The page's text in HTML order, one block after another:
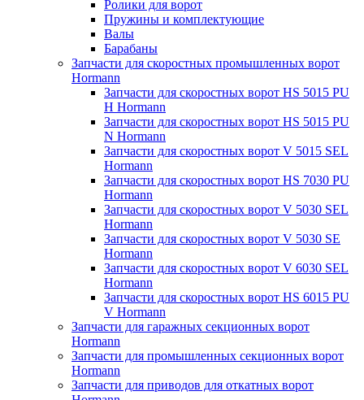
Ролики для ворот
Пружины и комплектующие
Валы
Барабаны
Запчасти для скоростных промышленных ворот
Hormann
Запчасти для скоростных ворот HS 5015 PU
H Hormann
Запчасти для скоростных ворот HS 5015 PU
N Hormann
Запчасти для скоростных ворот V 5015 SEL
Hormann
Запчасти для скоростных ворот HS 7030 PU
Hormann
Запчасти для скоростных ворот V 5030 SEL
Hormann
Запчасти для скоростных ворот V 5030 SE
Hormann
Запчасти для скоростных ворот V 6030 SEL
Hormann
Запчасти для скоростных ворот HS 6015 PU
V Hormann
Запчасти для гаражных секционных ворот
Hormann
Запчасти для промышленных секционных ворот
Hormann
Запчасти для приводов для откатных ворот